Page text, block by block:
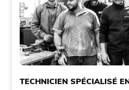
TECHNICIEN SPÉCIALISÉ